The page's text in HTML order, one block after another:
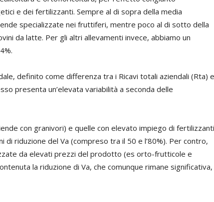
e dei fertilizzanti. Sempre al di sopra della media
specializzate nei fruttiferi, mentre poco al di sotto della
da latte. Per gli altri allevamenti invece, abbiamo un
definito come differenza tra i Ricavi totali aziendali (Rta) e
presenta un’elevata variabilità a seconda delle
con granivori) e quelle con elevato impiego di fertilizzanti
riduzione del Va (compreso tra il 50 e l’80%). Per contro,
da elevati prezzi del prodotto (es orto-frutticole e
la riduzione di Va, che comunque rimane significativa,